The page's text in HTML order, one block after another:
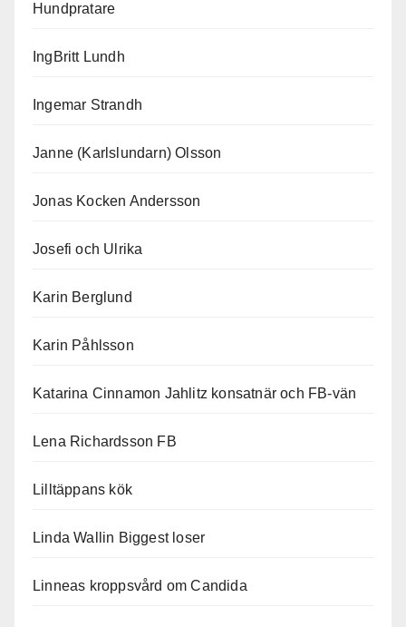
Hundpratare
IngBritt Lundh
Ingemar Strandh
Janne (Karlslundarn) Olsson
Jonas Kocken Andersson
Josefi och Ulrika
Karin Berglund
Karin Påhlsson
Katarina Cinnamon Jahlitz konsatnär och FB-vän
Lena Richardsson FB
Lilltäppans kök
Linda Wallin Biggest loser
Linneas kroppsvård om Candida